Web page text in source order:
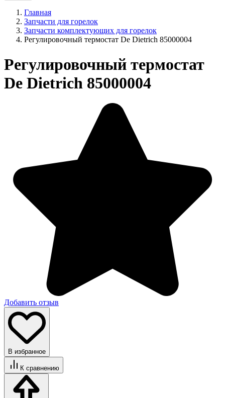
Главная
Запчасти для горелок
Запчасти комплектующих для горелок
Регулировочный термостат De Dietrich 85000004
Регулировочный термостат
De Dietrich 85000004
Добавить отзыв
В избранное
К сравнению